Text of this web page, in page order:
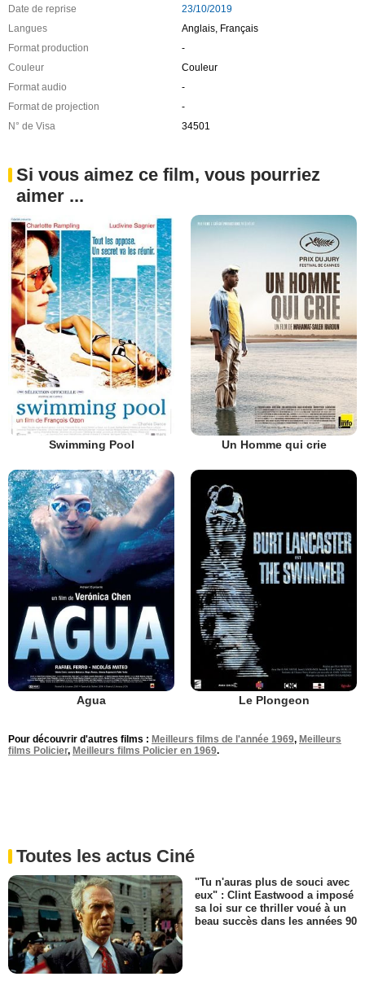
Date de reprise
23/10/2019
Langues
Anglais, Français
Format production
-
Couleur
Couleur
Format audio
-
Format de projection
-
N° de Visa
34501
Si vous aimez ce film, vous pourriez
aimer ...
Swimming Pool Un Homme qui crie
Agua Le Plongeon
Pour découvrir d'autres films : Meilleurs films de l'année 1969, Meilleurs
films Policier, Meilleurs films Policier en 1969.
Toutes les actus Ciné
"Tu n'auras plus de souci avec
eux" : Clint Eastwood a imposé
sa loi sur ce thriller voué à un
beau succès dans les années 90